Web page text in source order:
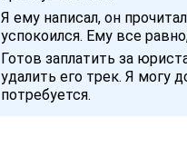
Я ему написал, он
успокоился. Ему все
Готов заплатить за
удалить его трек. Я могу
потребуется.